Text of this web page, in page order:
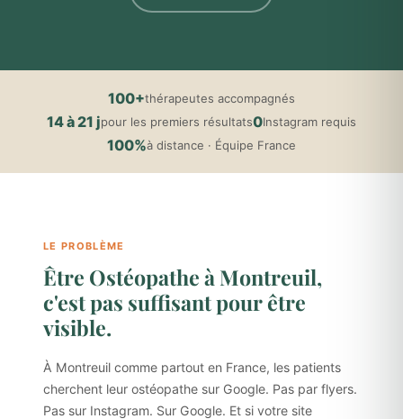
100+thérapeutes accompagnés
14 à 21 jpour les premiers résultats0Instagram requis
100%à distance · Équipe France
LE PROBLÈME
Être Ostéopathe à Montreuil,
c'est pas suffisant pour être
visible.
À Montreuil comme partout en France, les patients
cherchent leur ostéopathe sur Google. Pas par flyers.
Pas sur Instagram. Sur Google. Et si votre site